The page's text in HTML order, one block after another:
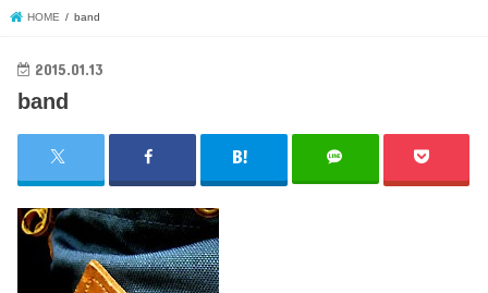
HOME band
2015.01.13
band